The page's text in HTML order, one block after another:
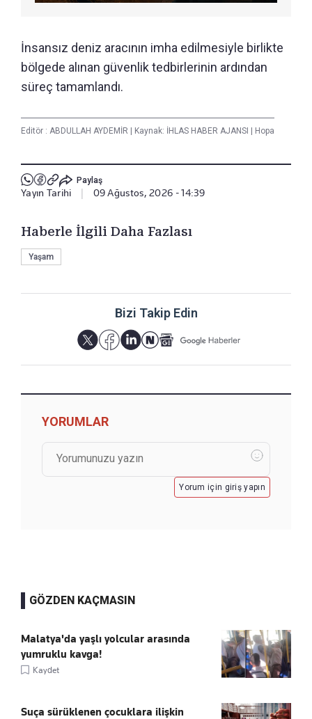
İnsansız deniz aracının imha edilmesiyle birlikte
bölgede alınan güvenlik tedbirlerinin ardından
süreç tamamlandı.
Editör : ABDULLAH AYDEMİR | Kaynak: İHLAS HABER AJANSI | Hopa
Paylaş
Yayın Tarihi 09 Ağustos, 2026 - 14:39
Haberle İlgili Daha Fazlası
Yaşam
Bizi Takip Edin
YORUMLAR
Yorum için giriş yapın
GÖZDEN KAÇMASIN
Malatya'da yaşlı yolcular arasında
yumruklu kavga!
Kaydet
Suça sürüklenen çocuklara ilişkin